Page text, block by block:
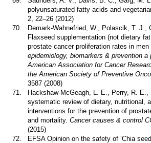
polyunsaturated fatty acids and
2, 22–26 (2012)
70.
Demark-Wahnefried, W., Polascik, T. J.,
Flaxseed supplementation (not dietary
prostate cancer proliferation rates in
epidemiology, biomarkers & prevention a
American Association for Cancer
the American Society of Preventive
3587 (2008)
71.
Hackshaw-McGeagh, L. E., Perry, R. E.,
systematic review of dietary, nutritional,
interventions for the prevention of
and mortality.Cancer causes & control
(2015)
72.
EFSA Opinion on the safety of ‘Chia